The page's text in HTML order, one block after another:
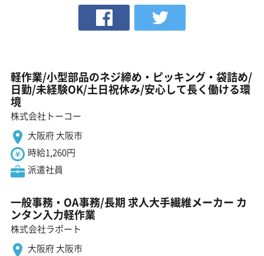
軽作業/小型部品のネジ締め・ピッキング・袋詰め/
日勤/未経験OK/土日祝休み/安心して長く働ける環
境
株式会社トーコー
大阪府 大阪市
時給1,260円
派遣社員
一般事務・OA事務/長期 求人大手繊維メーカー カ
ンタン入力軽作業
株式会社ラポート
大阪府 大阪市